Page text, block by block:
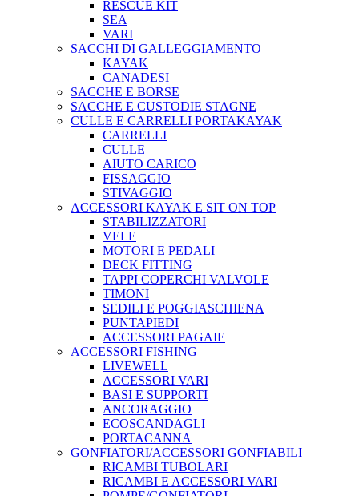
RESCUE KIT
SEA
VARI
SACCHI DI GALLEGGIAMENTO
KAYAK
CANADESI
SACCHE E BORSE
SACCHE E CUSTODIE STAGNE
CULLE E CARRELLI PORTAKAYAK
CARRELLI
CULLE
AIUTO CARICO
FISSAGGIO
STIVAGGIO
ACCESSORI KAYAK E SIT ON TOP
STABILIZZATORI
VELE
MOTORI E PEDALI
DECK FITTING
TAPPI COPERCHI VALVOLE
TIMONI
SEDILI E POGGIASCHIENA
PUNTAPIEDI
ACCESSORI PAGAIE
ACCESSORI FISHING
LIVEWELL
ACCESSORI VARI
BASI E SUPPORTI
ANCORAGGIO
ECOSCANDAGLI
PORTACANNA
GONFIATORI/ACCESSORI GONFIABILI
RICAMBI TUBOLARI
RICAMBI E ACCESSORI VARI